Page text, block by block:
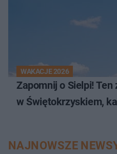
WAKACJE 2026
Zapomnij o Sielpi!
w Świętokrzyskiem,
NAJNOWSZE